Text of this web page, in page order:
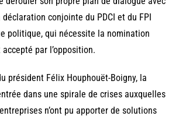
conjointe du PDCI et du FPI
politique, qui nécessite la nomination
accepté par l’opposition.
président Félix Houphouët-Boigny, la
dans une spirale de crises auxquelles
n’ont pu apporter de solutions